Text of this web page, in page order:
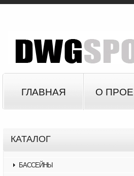
ГЛАВНАЯ О
КАТАЛОГ
БАССЕЙНЫ